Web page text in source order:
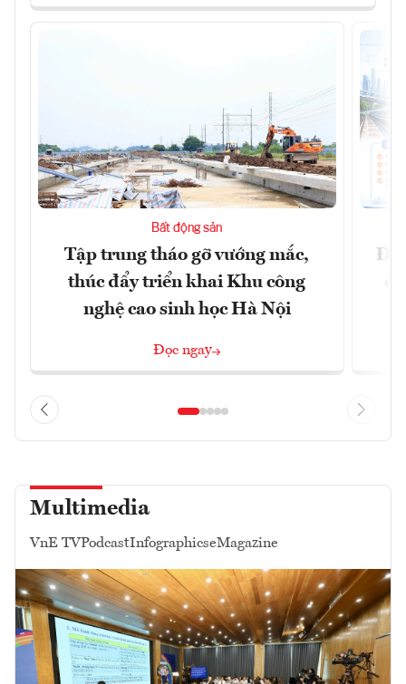
Bất động sản
Tập trung tháo gỡ vướng mắc,
thúc đẩy triển khai Khu công
nghệ cao sinh học Hà Nội
Đọc ngay
Multimedia
VnE TVPodcastInfographicseMagazine